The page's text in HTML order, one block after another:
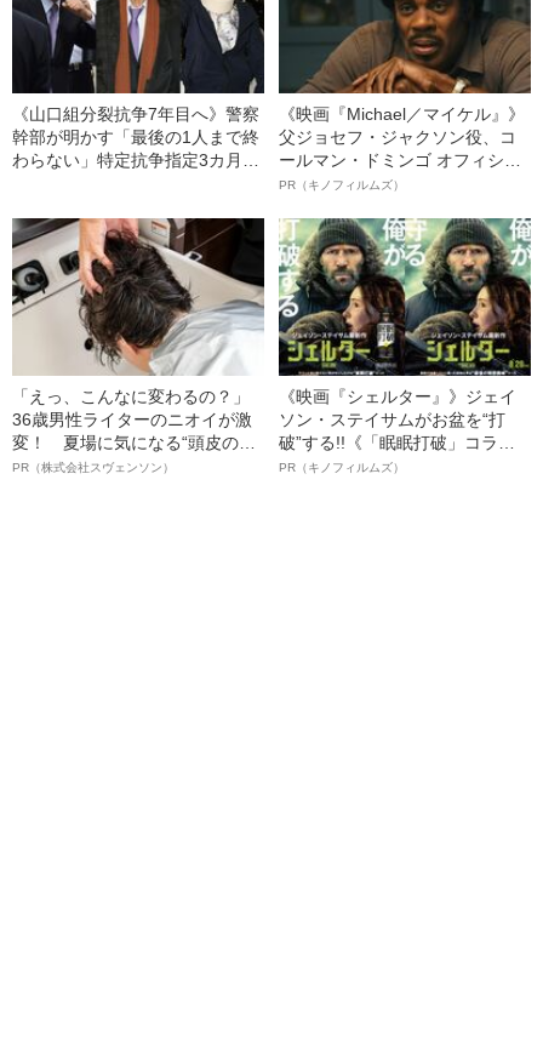
《山口組分裂抗争7年目へ》警察
幹部が明かす「最後の1人まで終
わらない」特定抗争指定3カ月延
《映画『Michael／マイケル』》
父ジョセフ・ジャクソン役、コ
ールマン・ドミンゴ オフィシャ
ルインタビュー“観客を魅了した
語る”《日本興収70億円突破》
PR（キノフィルムズ）
「えっ、こんなに変わるの？」
36歳男性ライターのニオイが激
変！ 夏場に気になる“頭皮のニ
オイ”や“ベタつき”を解消す
PR（株式会社スヴェンソン）
《映画『シェルター』》ジェイ
ソン・ステイサムがお盆を“打
破”する!!《「眠眠打破」コラ
ボ》
PR（キノフィルムズ）